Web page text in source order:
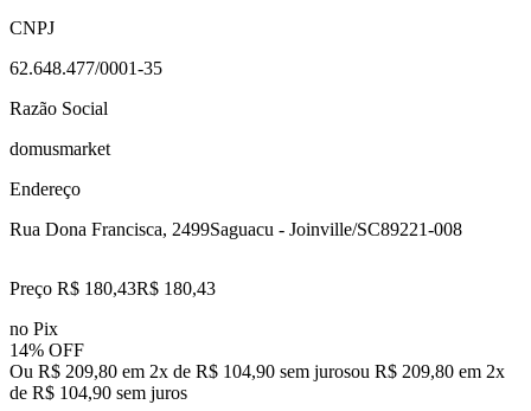
CNPJ
62.648.477/0001-35
Razão Social
domusmarket
Endereço
Rua Dona Francisca, 2499Saguacu - Joinville/SC89221-008
Preço R$ 180,43R$ 180,43
no Pix
14% OFF
Ou R$ 209,80 em 2x de R$ 104,90 sem jurosou R$ 209,80 em 2x
de R$ 104,90 sem juros